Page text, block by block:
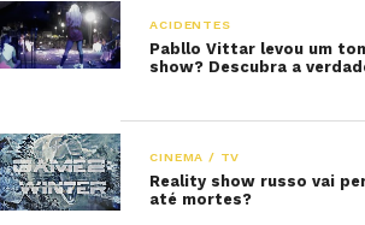
ACIDENTES
Pabllo Vittar levou um
show? Descubra a
CINEMA / TV
Reality show russo vai
até mortes?